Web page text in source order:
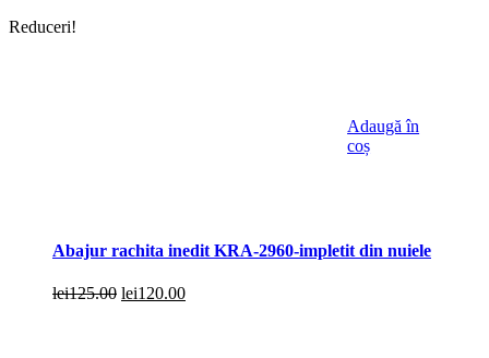
Reduceri!
Adaugă în
coș
Abajur rachita inedit KRA-2960-impletit din nuiele
lei125.00 Prețul
lei120.00Prețul